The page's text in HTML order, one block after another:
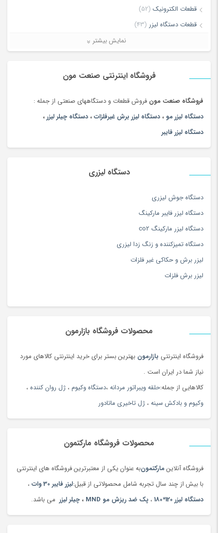
قطعات الکترونیک (52)
قطعات دستگاه لیزر (43)
لیزر برش و حکاکی غیر فلزات(7)
نمایش بیشتر
فروشگاه اینترنتی صنعت مون
فروشگاه صنعت مون فروش قطعات و دستگاههای صنعتی از جمله :
دستگاه لیزر مو، دستگاه لیزر برش غیرفلزات، دستگاه چیلر لیزر،
دستگاه لیزر فایبر
دستگاه لیزری
دستگاه جوش لیزری
دستگاه لیزر فایبر مارکینگ
دستگاه لیزر مارکینگ co2
دستگاه تمیزکننده و زنگ زدا لیزری
لیزر برش و حکاکی غیر فلزات
لیزر برش فلزات
محصولات فروشگاه بازارمون
فروشگاه اینترنتی بازارمون بهترین بستر برای خرید اینترنتی کالاهای مورد
نیاز شما در ایران است .
کالاهایی از جمله:حلقه ویبراتور مردانه ،دستگاه وکیوم ، ژل روان کننده ،
وکیوم و بادکش سینه ، ژل تاخیری ماتادور
محصولات فروشگاه مارکتمون
فروشگاه آنلاینمارکتمونبه عنوان یکی از معتبرترین فروشگاه های اینترنتی
با بیش از چند سال تجربه شامل محصولاتی از قبیل:لیزر فایبر 30 وات
،
دستگاه لیزر 120*180
، پک ضد ریزش مو MND ، چیلر لیزر می باشد.
هایفو اولتراپی چهار بعدی
فرکشنال)معجزه قرن
1- جدیدترین تکنولوژی در لیفت و
جوانسازی
2-دارای
هندپیسمجزای ویمکس جهت لیفت و رفع چروک های ریز دور
3- دارای هندپیس واژینال جهت جوانسازی و رفع افتادگی و رفع تیرگی
واژن
3-دارای هندپیس صورت و بدن جهت جوانسازی و رفع چین و چروک و
افتادگی پوست
ذخیره نام، ایمیل و وبسایت من در مرورگر برای زمانی که دوباره دیدگاهی
می‌نویسم.
لطفا پاسخ را به عدد انگلیسی وارد کنید: